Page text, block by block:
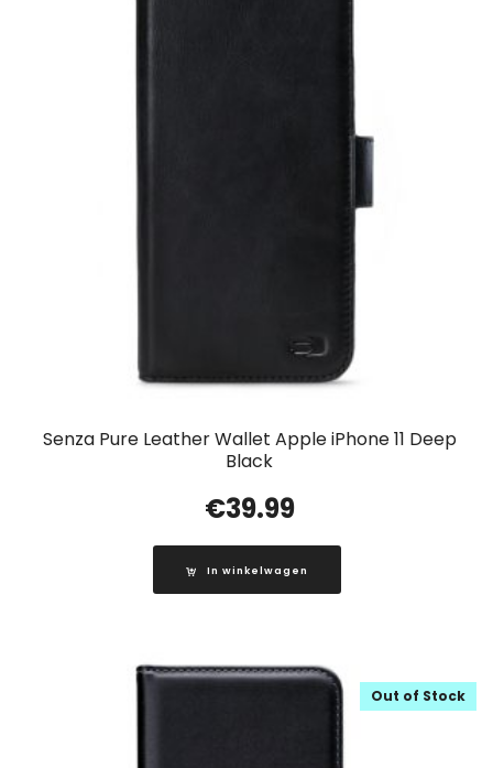
Senza Pure Leather Wallet Apple iPhone 11 Deep
Black
€39.99
In winkelwagen
Out of Stock